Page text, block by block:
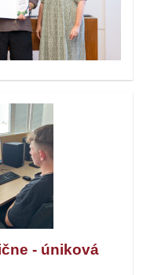
- úniková